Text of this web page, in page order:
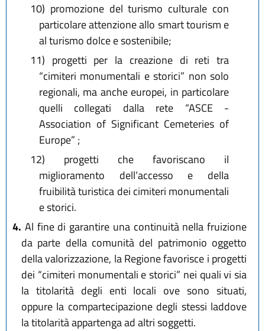
10) promozione del turismo culturale con
particolare attenzione allo smart tourism e
al turismo dolce e sostenibile;
11) progetti per la creazione di reti tra
“cimiteri monumentali e storici” non solo
regionali, ma anche europei, in particolare
quelli collegati dalla rete “ASCE -
Association of Significant Cemeteries of
Europe” ;
12) progetti che favoriscano il
miglioramento dell’accesso e della
fruibilità turistica dei cimiteri monumentali
e storici.
4. Al fine di garantire una continuità nella fruizione
da parte della comunità del patrimonio oggetto
della valorizzazione, la Regione favorisce i progetti
dei “cimiteri monumentali e storici” nei quali vi sia
la titolarità degli enti locali ove sono situati,
oppure la compartecipazione degli stessi laddove
la titolarità appartenga ad altri soggetti.